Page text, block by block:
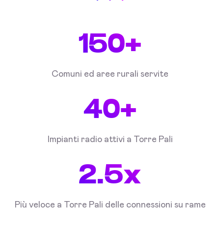
150+
Comuni ed aree rurali servite
40+
Impianti radio attivi a Torre Pali
2.5x
Più veloce a Torre Pali delle connessioni su rame